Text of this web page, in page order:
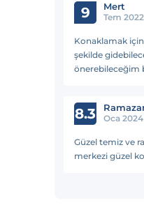
9 Mert
Tem 2022
Konaklamak
şekilde
önerebileceğim
sonra her
8.3 Oca 2024
Güzel temiz ve
merkezi güzel